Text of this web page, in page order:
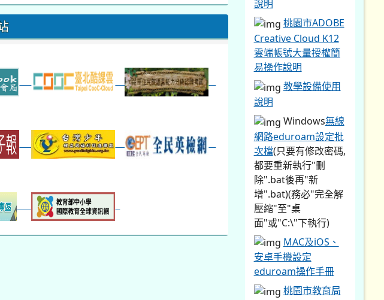
班週
超額比序暨免試入學...
說明
桃園市ADOBE
Creative Cloud K12
雲端帳號大量授權簡
易操作說明
教學設備使用
說明
Windows無線
網路eduroam設定批
次檔(只要有修改密碼,
都要重新執行"刪
除".bat後再"新
增".bat)(務必"完全解
壓縮"至"桌
面"或"C:\"下執行)
MAC及iOS、
安卓手機設定
eduroam操作手冊
桃園市教育局